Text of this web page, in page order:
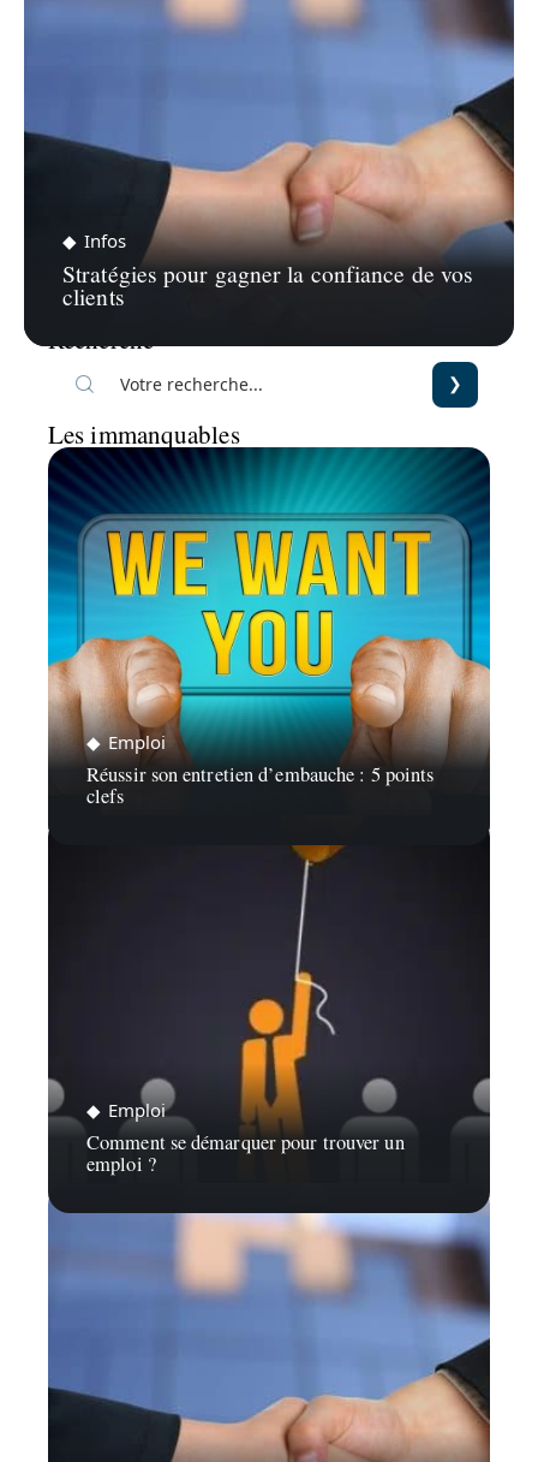
Infos
Stratégies pour gagner la confiance de vos
clients
Recherche
Les immanquables
Emploi
Réussir son entretien d’embauche : 5 points
clefs
Emploi
Comment se démarquer pour trouver un
emploi ?